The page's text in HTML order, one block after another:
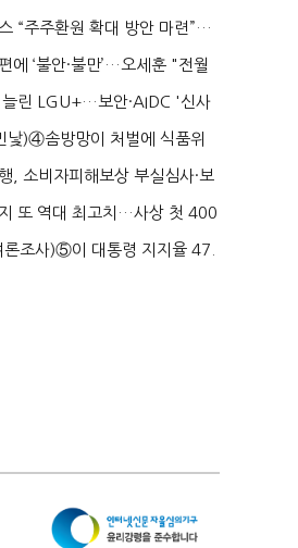
‘폴...
“주주환원 확대 방안 마련”…
성명...
에 ‘불안·불만’…오세훈 "전월
더 ...
늘린 LGU+…보안·AIDC '신사
이브'...
낯)④솜방망이 처벌에 식품위
반복...
, 소비자피해보상 부실심사·보
공시 ...
또 역대 최고치…사상 첫 400
'3% 성...
론조사)⑤이 대통령 지지율 47.